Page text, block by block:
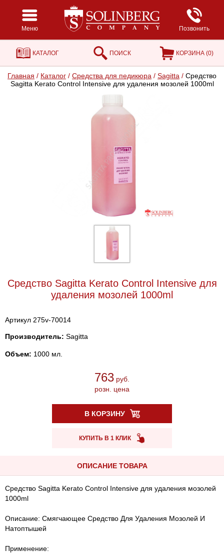
Меню Позвонить
КАТАЛОГ ПОИСК КОРЗИНА (0)
Главная / Каталог / Средства для педикюра / Sagitta / Средство
Sagitta Kerato Control Intensive для удаления мозолей 1000ml
Средство Sagitta Kerato Control Intensive для
удаления мозолей 1000ml
Артикул 275v-70014
Производитель: Sagitta
Объем: 1000 мл.
763 руб.
розн. цена
В КОРЗИНУ
КУПИТЬ В 1 КЛИК
ОПИСАНИЕ ТОВАРА
Средство Sagitta Kerato Control Intensive для удаления мозолей
1000ml
Описание: Cмягчающее Средство Для Удаления Мозолей И
Натоптышей
Применение: